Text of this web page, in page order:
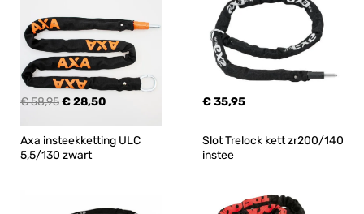
€ 58,95€ 28,50 € 35,95
Axa insteekketting ULC
5,5/130 zwart
Slot Trelock kett zr200/140
instee